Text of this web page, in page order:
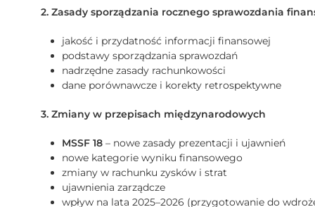
2. Zasady sporządzania rocznego sprawozdania
jakość i przydatność informacji finansowej
podstawy sporządzania sprawozdań
nadrzędne zasady rachunkowości
dane porównawcze i korekty retrospektywne
3. Zmiany w przepisach międzynarodowych
MSSF 18– nowe zasady prezentacji i ujawnień
nowe kategorie wyniku finansowego
zmiany w rachunku zysków i strat
ujawnienia zarządcze
wpływ na lata 2025–2026 (przygotowanie do